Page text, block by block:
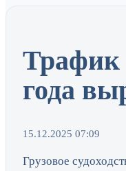
Трафик
года
15.12.2025 07:09
Грузовое